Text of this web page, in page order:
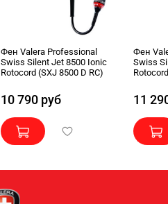
Фен Valera Professional
Swiss Silent Jet 8500 Ionic
Rotocord (SXJ 8500 D RC)
10 790 руб
Фен
Swiss
11